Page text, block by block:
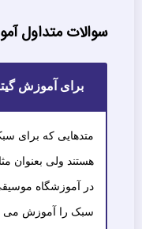
سوالات متداول
برای آموزش
متدهایی که برای
هستند ولی بعنوان
در آموزشگاه
سبک را آموزش می